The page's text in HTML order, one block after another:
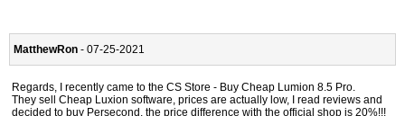
MatthewRon - 07-25-2021
Regards, I recently came to the CS Store - Buy Cheap Lumion 8.5 Pro.
They sell Cheap Luxion software, prices are actually low, I read reviews and
decided to buy Persecond, the price difference with the official shop is 20%!!!